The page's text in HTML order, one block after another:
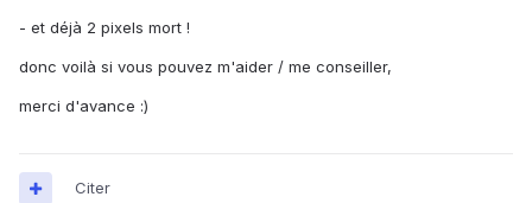
- et déjà 2 pixels mort !
donc voilà si vous pouvez m'aider / me conseiller,
merci d'avance :)
Citer